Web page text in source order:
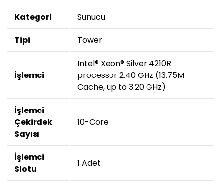
Kategori Sunucu
Tipi Tower
İşlemci
Intel® Xeon® Silver 4210R
processor 2.40 GHz (13.75M
Cache, up to 3.20 GHz)
İşlemci
Çekirdek
Sayısı
10-Core
İşlemci
Slotu
1 Adet